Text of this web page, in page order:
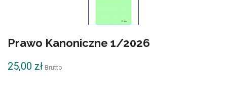
Prawo Kanoniczne 1/2026
25,00 zł Brutto